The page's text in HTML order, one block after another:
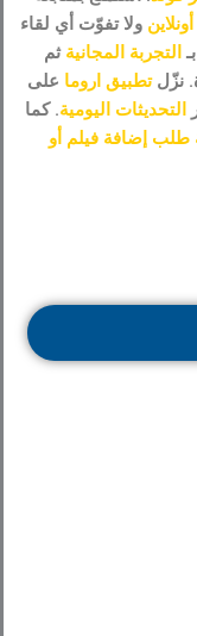
ولا تفوّت أي لقاء
التجربة المجانية ثم
نزّلتطبيق اروما على
التحديثات اليومية. كما
إضافة فيلم أو